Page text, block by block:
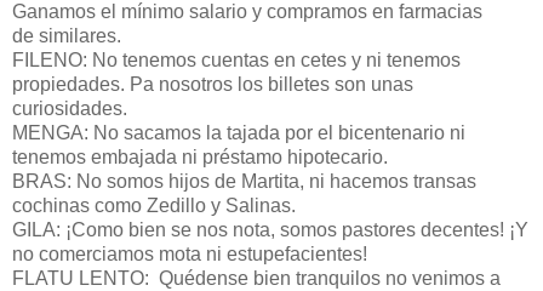
Ganamos el mínimo salario y compramos en farmacias
de similares.
FILENO: No tenemos cuentas en cetes y ni tenemos
propiedades. Pa nosotros los billetes son unas
curiosidades.
MENGA: No sacamos la tajada por el bicentenario ni
tenemos embajada ni préstamo hipotecario.
BRAS: No somos hijos de Martita, ni hacemos transas
cochinas como Zedillo y Salinas.
GILA: ¡Como bien se nos nota, somos pastores decentes! ¡Y
no comerciamos mota ni estupefacientes!
FLATU LENTO: Quédense bien tranquilos no venimos a